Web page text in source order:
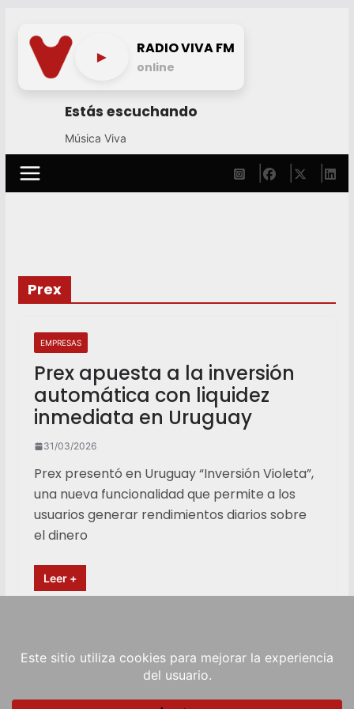
content
► RADIO VIVA FM
online
Estás escuchando
Música Viva
Prex
EMPRESAS
Prex apuesta a la inversión
automática con liquidez
inmediata en Uruguay
31/03/2026
Prex presentó en Uruguay “Inversión Violeta”,
una nueva funcionalidad que permite a los
usuarios generar rendimientos diarios sobre
el dinero
Leer +